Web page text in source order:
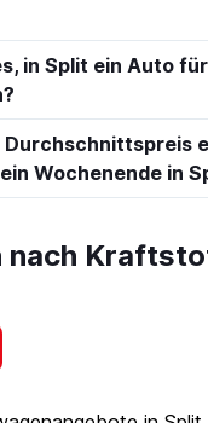
in Split ein Auto
Durchschnittspreis
Wochenende in
nach